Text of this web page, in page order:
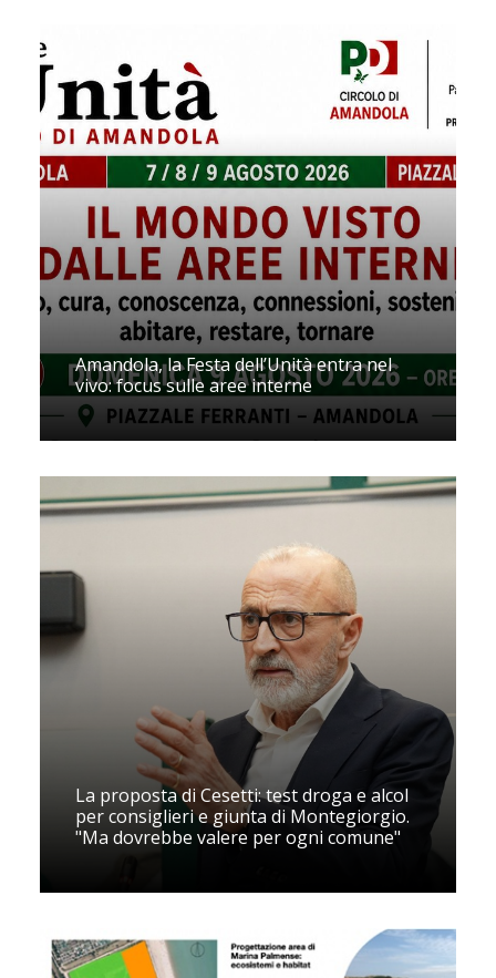
Amandola, la Festa dell’Unità entra nel
vivo: focus sulle aree interne
La proposta di Cesetti: test droga e alcol
per consiglieri e giunta di Montegiorgio.
"Ma dovrebbe valere per ogni comune"